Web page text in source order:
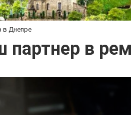
в Днепре
партнер в